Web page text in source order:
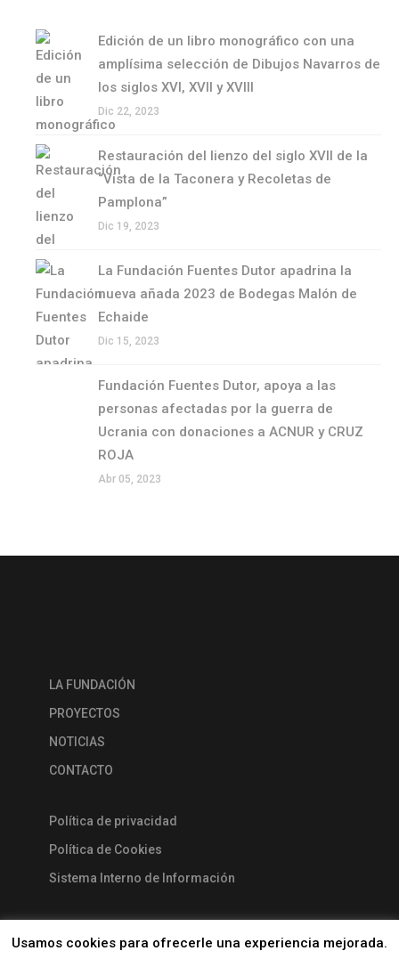
Edición de un libro monográfico con una
amplísima selección de Dibujos Navarros de
los siglos XVI, XVII y XVIII
Dic 22, 2023
Restauración del lienzo del siglo XVII de la
“Vista de la Taconera y Recoletas de
Pamplona”
Dic 19, 2023
La Fundación Fuentes Dutor apadrina la
nueva añada 2023 de Bodegas Malón de
Echaide
Dic 15, 2023
Fundación Fuentes Dutor, apoya a las
personas afectadas por la guerra de
Ucrania con donaciones a ACNUR y CRUZ
ROJA
Abr 05, 2023
LA FUNDACIÓN
PROYECTOS
NOTICIAS
CONTACTO
Política de privacidad
Política de Cookies
Sistema Interno de Información
Usamos cookies para ofrecerle una experiencia mejorada.